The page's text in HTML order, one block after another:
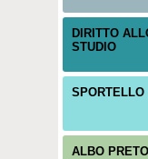
DIRITTO
STUDIO
SPORTELLO
ALBO